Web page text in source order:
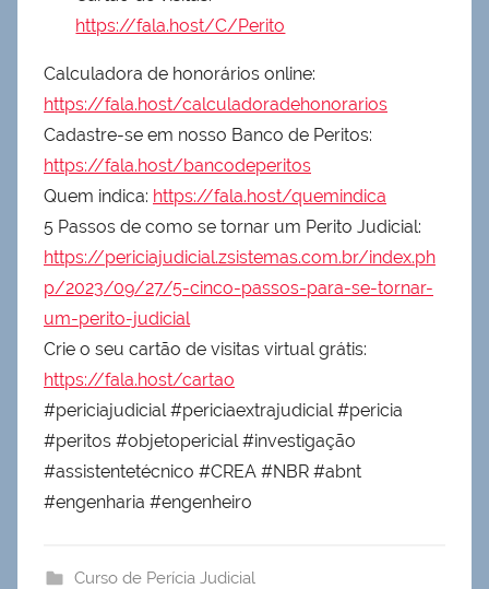
https://fala.host/C/Perito
Calculadora de honorários online:
https://fala.host/calculadoradehonorarios
Cadastre-se em nosso Banco de Peritos:
https://fala.host/bancodeperitos
Quem indica: https://fala.host/quemindica
5 Passos de como se tornar um Perito Judicial:
https://periciajudicial.zsistemas.com.br/index.ph
p/2023/09/27/5-cinco-passos-para-se-tornar-
um-perito-judicial
Crie o seu cartão de visitas virtual grátis:
https://fala.host/cartao
#periciajudicial #periciaextrajudicial #pericia
#peritos #objetopericial #investigação
#assistentetécnico #CREA #NBR #abnt
#engenharia #engenheiro
Curso de Perícia Judicial